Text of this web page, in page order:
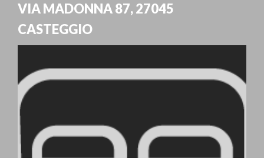
VIA MADONNA 87,27045
CASTEGGIO